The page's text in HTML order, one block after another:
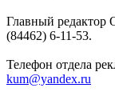
Главный редактор
(84462) 6-11-53.
Телефон отдела
kum@yandex.ru